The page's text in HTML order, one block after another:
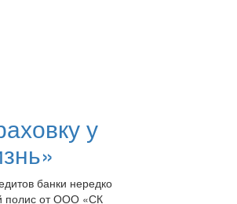
у
банки нередко
полис от ООО «СК